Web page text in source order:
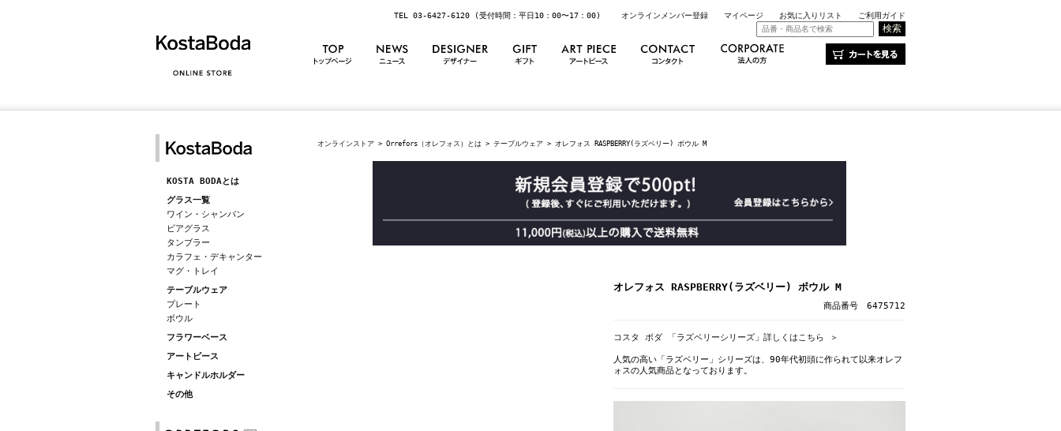
TEL 03-6427-6120 (受付時間：平日10：00〜17：00) オンラインメンバー登録 マイページ お気に入りリスト ご利用ガイド
KOSTA BODAとは
グラス一覧
ワイン・シャンパン
ビアグラス
タンブラー
カラフェ・デキャンター
マグ・トレイ
テーブルウェア
プレート
ボウル
フラワーベース
アートピース
キャンドルホルダー
その他
オンラインストア > Orrefors（オレフォス）とは > テーブルウェア > オレフォス RASPBERRY(ラズベリー) ボウル M
オレフォス RASPBERRY(ラズベリー) ボウル M
商品番号 6475712
コスタ ボダ 「ラズベリーシリーズ」詳しくはこちら ＞
人気の高い「ラズベリー」シリーズは、90年代初頭に作られて以来オレフ
ォスの人気商品となっております。